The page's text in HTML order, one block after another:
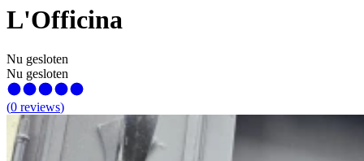
L'Officina
Nu gesloten
Nu gesloten
(0 reviews)